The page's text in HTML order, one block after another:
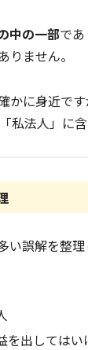
中の一部で
りません。
かに身近で
私法人」に含
誤解を整理
を出してはい